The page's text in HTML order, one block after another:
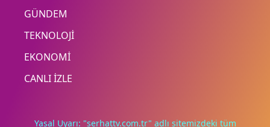
GÜNDEM
TEKNOLOJİ
EKONOMİ
CANLI İZLE
Yasal Uyarı: "serhattv.com.tr" adlı sitemizdeki tüm